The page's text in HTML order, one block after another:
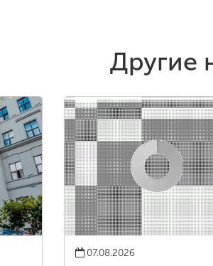
Другие
07.08.2026